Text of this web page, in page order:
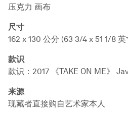
压克力 画布
尺寸
162 x 130 公分 (63 3/4 x 51 1/8 英
款识
款识：2017 《TAKE ON ME》
来源
现藏者直接购自艺术家本人